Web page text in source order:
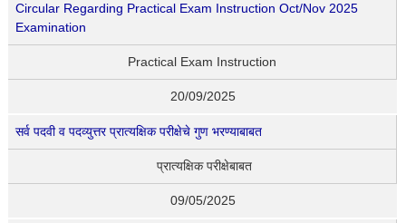
Circular Regarding Practical Exam Instruction Oct/Nov 2025
Examination
Practical Exam Instruction
20/09/2025
सर्व पदवी व पदव्युत्तर प्रात्यक्षिक परीक्षेचे गुण भरण्याबाबत
प्रात्यक्षिक परीक्षेबाबत
09/05/2025